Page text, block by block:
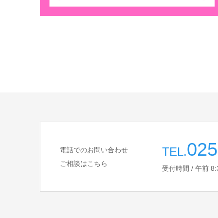
電話でのお問い合わせ
ご相談はこちら
TEL.
受付時間 / 午前